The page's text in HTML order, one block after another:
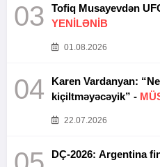
03
YENİLƏNİB
01.08.2026
04
Karen Vardanyan:
kiçiltməyəcəyik” -
22.07.2026
DÇ-2026: Argentina